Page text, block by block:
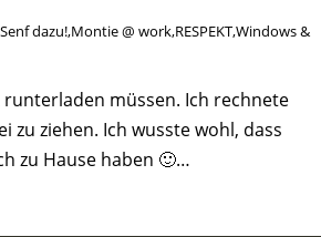
dazu!,Montie @ work,RESPEKT,Windows &
runterladen müssen. Ich rechnete
zu ziehen. Ich wusste wohl, dass
zu Hause haben 🙂…